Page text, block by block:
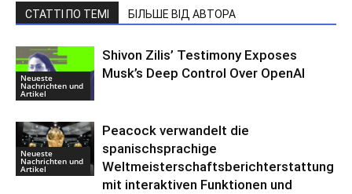
СТАТТІ ПО ТЕМІ БІЛЬШЕ ВІД АВТОРА
Neueste
Nachrichten und
Artikel
Shivon Zilis’ Testimony Exposes
Musk’s Deep Control Over OpenAI
Neueste
Nachrichten und
Artikel
Peacock verwandelt die
spanischsprachige
Weltmeisterschaftsberichterstattung
mit interaktiven Funktionen und